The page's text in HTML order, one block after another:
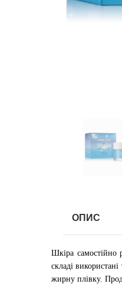
ОПИС
Шкіра самостійно
складі
жирну плівку.